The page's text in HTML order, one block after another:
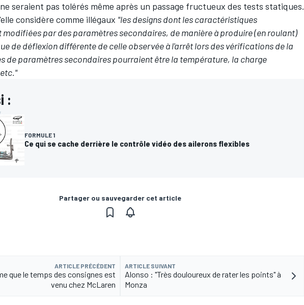
seraient pas tolérés même après un passage fructueux des tests statiques.
considère comme illégaux "les designs dont les caractéristiques
par des paramètres secondaires, de manière à produire (en roulant)
de déflexion différente de celle observée à l'arrêt lors des vérifications de la
de paramètres secondaires pourraient être la température, la charge
:
FORMULE 1
Ce qui se cache derrière le contrôle vidéo des ailerons flexibles
Partager ou sauvegarder cet article
ARTICLE PRÉCÉDENT
que le temps des consignes est
venu chez McLaren
ARTICLE SUIVANT
Alonso : "Très douloureux de rater les points" à
Monza